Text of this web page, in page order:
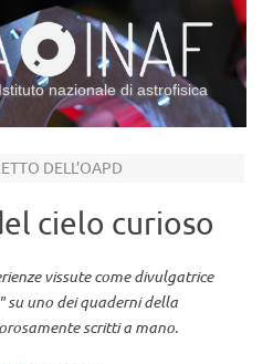
nazionale di astrofisica
DELL’OAPD
cielo curioso
vissute come divulgatrice
su uno dei quaderni della
scritti a mano.